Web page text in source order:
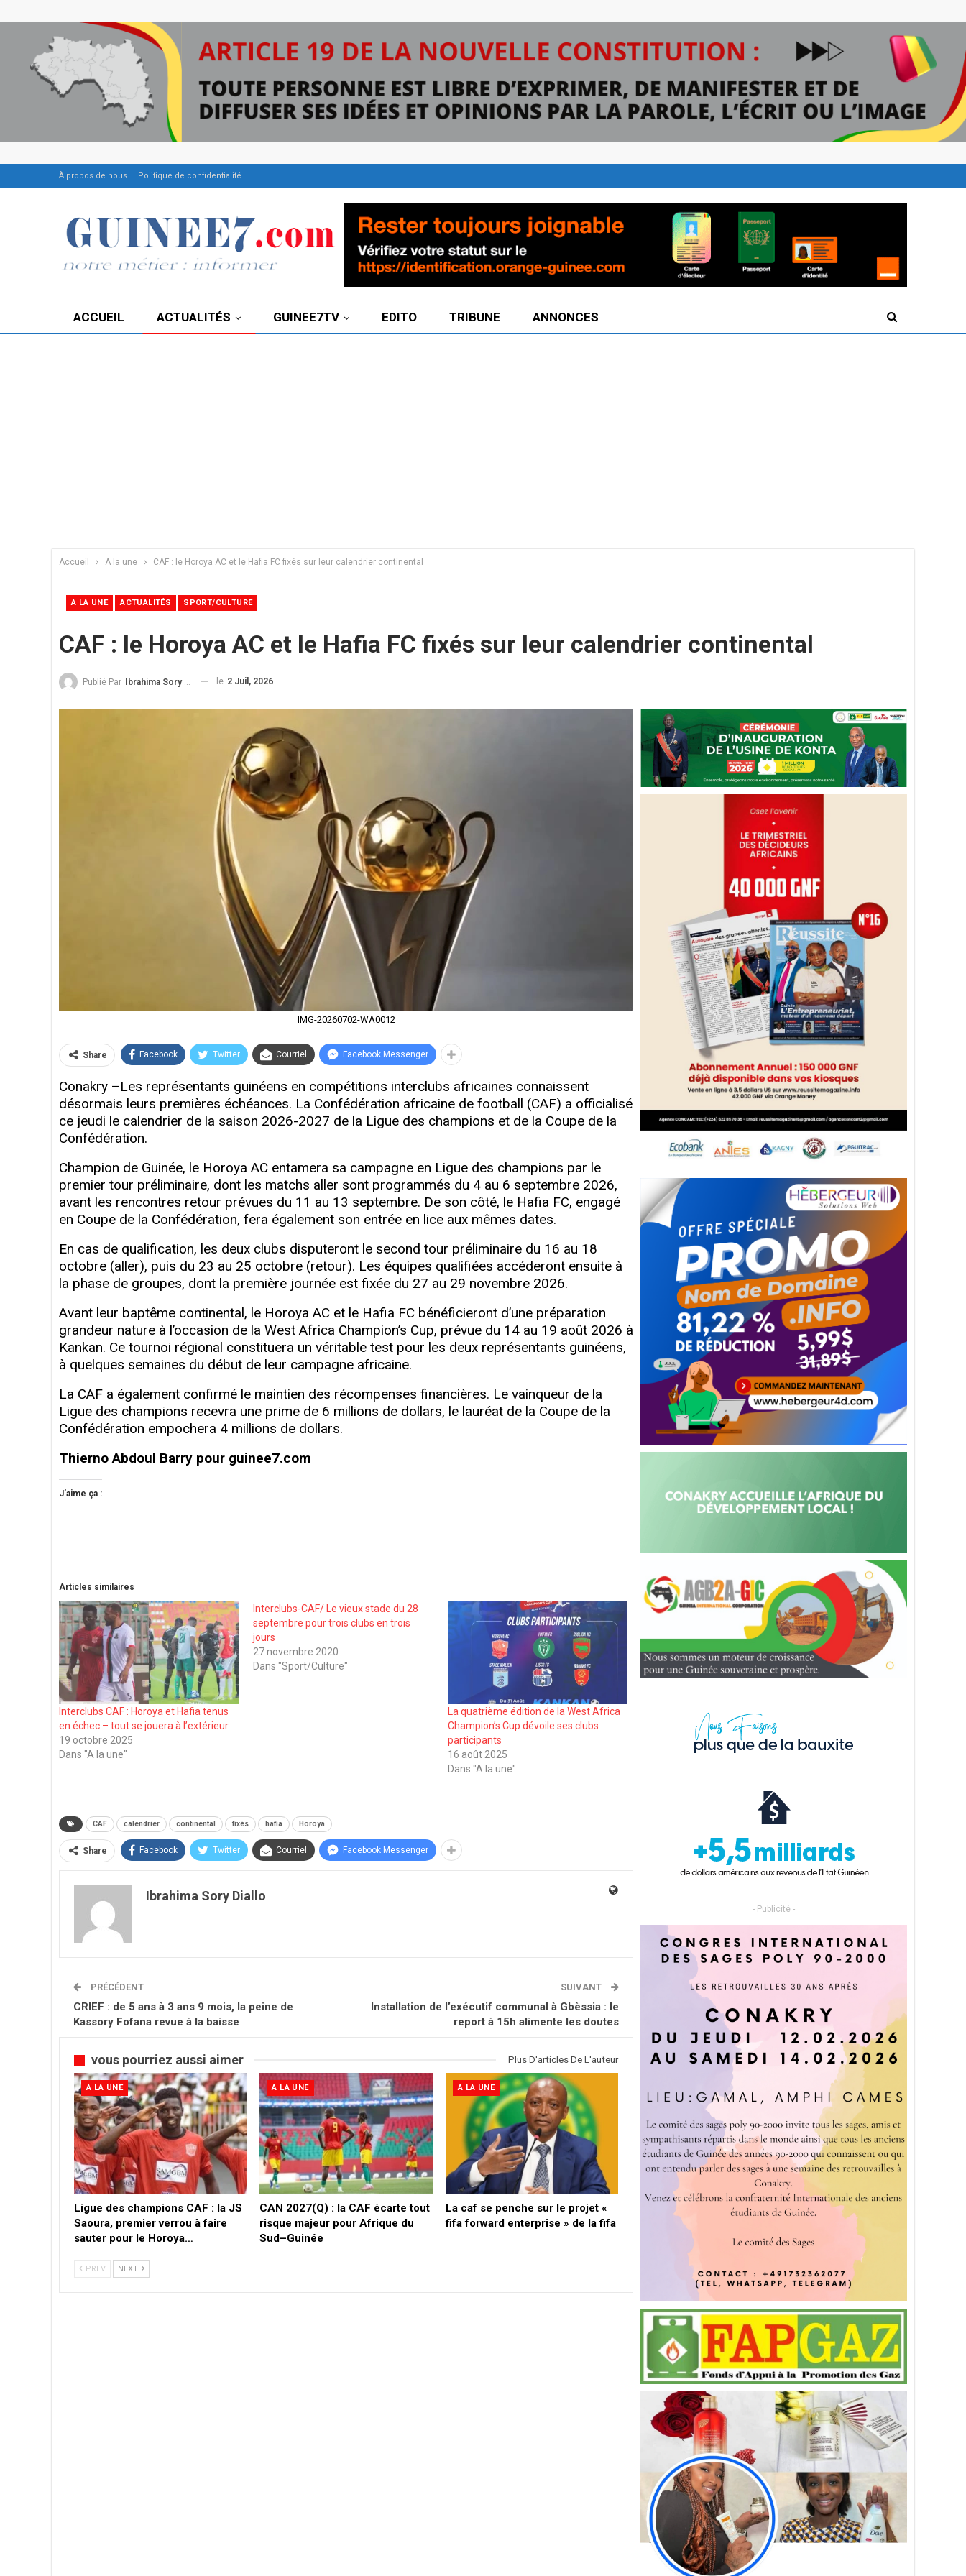
À propos de nous Politique de confidentialité
ACCUEIL ACTUALITÉS GUINEE7TV EDITO TRIBUNE ANNONCES
Accueil A la une CAF : le Horoya AC et le Hafia FC fixés sur leur calendrier continental
A LA UNE ACTUALITÉS SPORT/CULTURE
CAF : le Horoya AC et le Hafia FC fixés sur leur calendrier continental
Publié Par Ibrahima Sory Diallo le 2 Juil, 2026
IMG-20260702-WA0012
Share Facebook Twitter Courriel Facebook Messenger
Conakry –Les représentants guinéens en compétitions interclubs africaines connaissent
désormais leurs premières échéances. La Confédération africaine de football (CAF) a officialisé
ce jeudi le calendrier de la saison 2026-2027 de la Ligue des champions et de la Coupe de la
Confédération.
Champion de Guinée, le Horoya AC entamera sa campagne en Ligue des champions par le
premier tour préliminaire, dont les matchs aller sont programmés du 4 au 6 septembre 2026,
avant les rencontres retour prévues du 11 au 13 septembre. De son côté, le Hafia FC, engagé
en Coupe de la Confédération, fera également son entrée en lice aux mêmes dates.
En cas de qualification, les deux clubs disputeront le second tour préliminaire du 16 au 18
octobre (aller), puis du 23 au 25 octobre (retour). Les équipes qualifiées accéderont ensuite à
la phase de groupes, dont la première journée est fixée du 27 au 29 novembre 2026.
Avant leur baptême continental, le Horoya AC et le Hafia FC bénéficieront d’une préparation
grandeur nature à l’occasion de la West Africa Champion’s Cup, prévue du 14 au 19 août 2026 à
Kankan. Ce tournoi régional constituera un véritable test pour les deux représentants guinéens,
à quelques semaines du début de leur campagne africaine.
La CAF a également confirmé le maintien des récompenses financières. Le vainqueur de la
Ligue des champions recevra une prime de 6 millions de dollars, le lauréat de la Coupe de la
Confédération empochera 4 millions de dollars.
Thierno Abdoul Barry pour guinee7.com
J’aime ça :
Articles similaires
Interclubs CAF : Horoya et Hafia tenus
en échec – tout se jouera à l’extérieur
19 octobre 2025
Dans "A la une"
Interclubs-CAF/ Le vieux stade du 28
septembre pour trois clubs en trois
jours
27 novembre 2020
Dans "Sport/Culture"
La quatrième édition de la West Africa
Champion’s Cup dévoile ses clubs
participants
16 août 2025
Dans "A la une"
CAF calendrier continental fixés hafia Horoya
Share Facebook Twitter Courriel Facebook Messenger
Ibrahima Sory Diallo
PRÉCÉDENT
CRIEF : de 5 ans à 3 ans 9 mois, la peine de
Kassory Fofana revue à la baisse
SUIVANT
Installation de l’exécutif communal à Gbèssia : le
report à 15h alimente les doutes
vous pourriez aussi aimer Plus D'articles De L'auteur
A LA UNE
Ligue des champions CAF : la JS
Saoura, premier verrou à faire
sauter pour le Horoya…
A LA UNE
CAN 2027(Q) : la CAF écarte tout
risque majeur pour Afrique du
Sud–Guinée
A LA UNE
La caf se penche sur le projet «
fifa forward enterprise » de la fifa
PREV NEXT
- Publicité -